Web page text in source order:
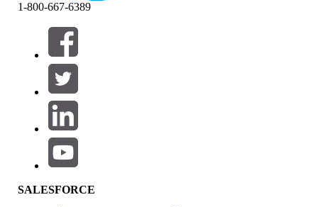
Filtres (0)
SÉLECTIONNER DES FILTRES
Gamme de produits
Impact des fonctionnalités
1-800-667-6389
SALESFORCE